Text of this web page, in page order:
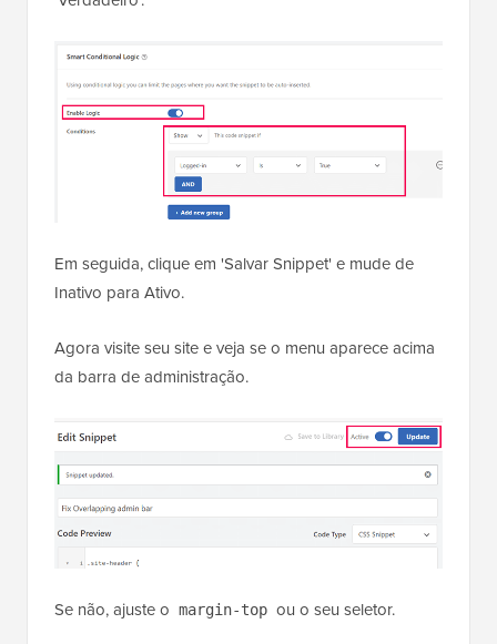
Em seguida, clique em 'Salvar Snippet' e mude de
Inativo para Ativo.
Agora visite seu site e veja se o menu aparece acima
da barra de administração.
Se não, ajuste o margin-top ou o seu seletor.